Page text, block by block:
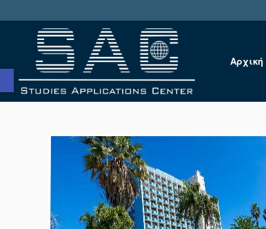
Ανοίξτε τη γραμμή εργαλείων Αρχική